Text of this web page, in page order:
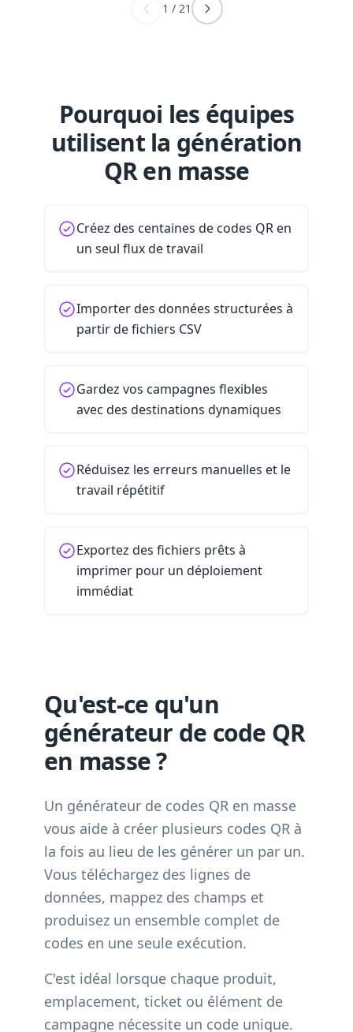
1 / 21
Pourquoi les équipes
utilisent la génération
QR en masse
Créez des centaines de codes QR en
un seul flux de travail
Importer des données structurées à
partir de fichiers CSV
Gardez vos campagnes flexibles
avec des destinations dynamiques
Réduisez les erreurs manuelles et le
travail répétitif
Exportez des fichiers prêts à
imprimer pour un déploiement
immédiat
Qu'est-ce qu'un
générateur de code QR
en masse ?
Un générateur de codes QR en masse
vous aide à créer plusieurs codes QR à
la fois au lieu de les générer un par un.
Vous téléchargez des lignes de
données, mappez des champs et
produisez un ensemble complet de
codes en une seule exécution.
C'est idéal lorsque chaque produit,
emplacement, ticket ou élément de
campagne nécessite un code unique.